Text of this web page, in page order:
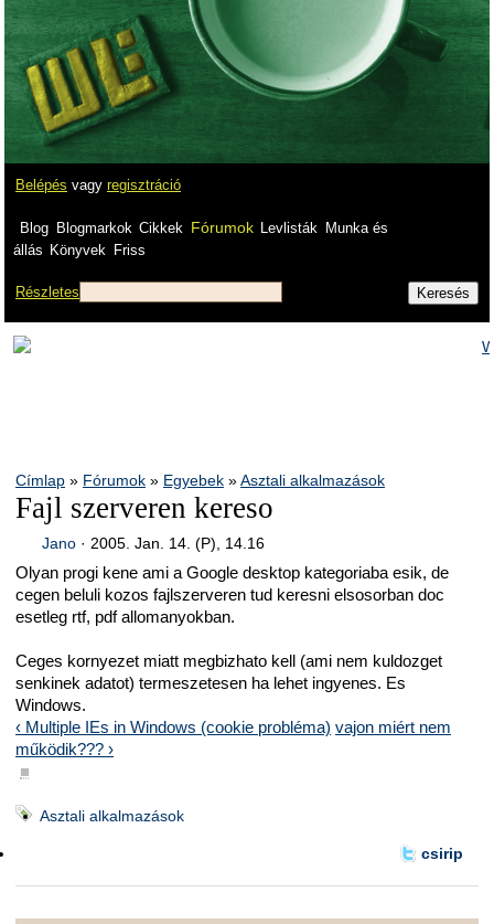
Belépés vagy regisztráció
Blog Blogmarkok Cikkek Fórumok Levlisták
Munka és
állás Könyvek Friss
Részletes
Címlap » Fórumok » Egyebek »Asztali alkalmazások
Fajl szerveren kereso
Jano· 2005. Jan. 14. (P), 14.16
Olyan progi kene ami a Google desktop kategoriaba esik, de
cegen beluli kozos fajlszerveren tud keresni elsosorban doc
esetleg rtf, pdf allomanyokban.
Ceges kornyezet miatt megbizhato kell (ami nem kuldozget
senkinek adatot) termeszetesen ha lehet ingyenes. Es
Windows.
‹ Multiple IEs in Windows (cookie probléma) vajon miért nem
működik??? ›
■
Asztali alkalmazások
csirip